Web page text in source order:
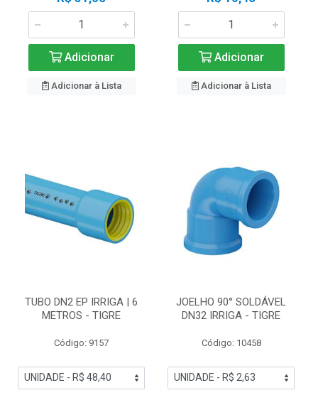
Adicionar
Adicionar à Lista
Adicionar
Adicionar à Lista
TUBO DN2 EP IRRIGA | 6
METROS - TIGRE
Código: 9157
JOELHO 90° SOLDÁVEL
DN32 IRRIGA - TIGRE
Código: 10458